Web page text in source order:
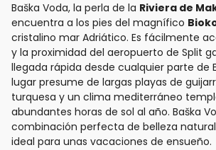
Baška Voda, la perla de la Riviera de
encuentra a los pies del magnífico
cristalino mar Adriático. Es fácilmente
y la proximidad del aeropuerto de Split
llegada rápida desde cualquier parte de
lugar presume de largas playas de
turquesa y un clima mediterráneo
abundantes horas de sol al año. Baška
combinación perfecta de belleza
ideal para unas vacaciones de ensueño.